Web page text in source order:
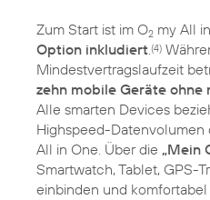
Zum Start ist im O2 my All
Option inkludiert.(4)
Mindestvertragslaufzeit
zehn mobile Geräte
Alle smarten Devices
Highspeed-Datenvolumen
All in One. Über die „Mein
Smartwatch, Tablet, GPS-
einbinden und